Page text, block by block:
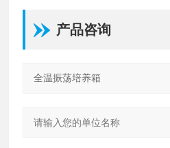
产品咨询